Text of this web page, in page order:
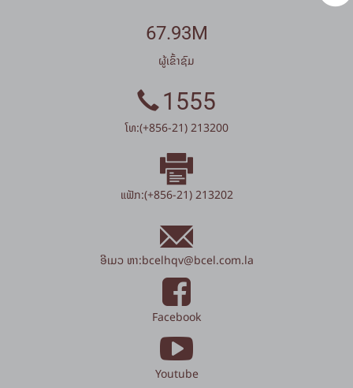
67.93M
ຜູ້ເຂົ້າຊົມ
1555
ໂທ:(+856-21) 213200
ແຟັກ:(+856-21) 213202
ອີເມວ ຫາ:bcelhqv@bcel.com.la
Facebook
Youtube